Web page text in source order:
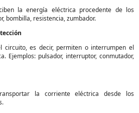
la energía eléctrica procedente de los
bombilla, resistencia, zumbador.
circuito, es decir, permiten o interrumpen el
Ejemplos: pulsador, interruptor, conmutador,
la corriente eléctrica desde los